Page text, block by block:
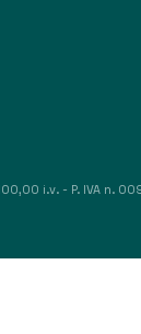
i.v. - P. IVA n.